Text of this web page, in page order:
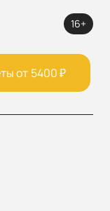
16+
от 5400₽